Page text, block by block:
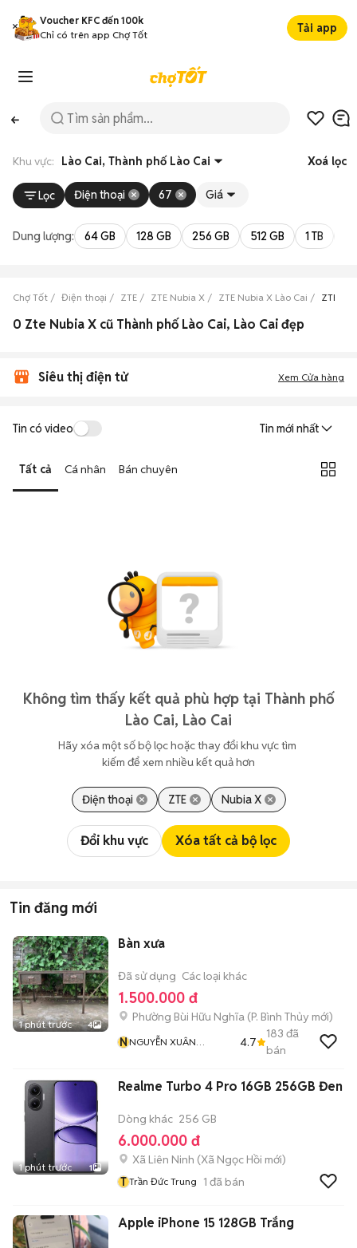
Voucher KFC đến 100k
Chỉ có trên app Chợ Tốt
Tải app
Khu vực: Lào Cai, Thành phố Lào Cai Xoá lọc
Lọc Điện thoại 67 Giá
Dung lượng: 64 GB 128 GB 256 GB 512 GB 1 TB
Chợ Tốt Điện thoại ZTE ZTE Nubia X ZTE Nubia X Lào Cai ZTE
0 Zte Nubia X cũ Thành phố Lào Cai, Lào Cai đẹp
Siêu thị điện tử Xem Cửa hàng
Tin có video Tin mới nhất
Tất cả Cá nhân Bán chuyên
Không tìm thấy kết quả phù hợp tại Thành phố
Lào Cai, Lào Cai
Hãy xóa một số bộ lọc hoặc thay đổi khu vực tìm
kiếm để xem nhiều kết quả hơn
Điện thoại ZTE Nubia X
Đổi khu vực Xóa tất cả bộ lọc
Tin đăng mới
1 phút trước 4
Bàn xưa
Đã sử dụng Các loại khác
1.500.000 đ
Phường Bùi Hữu Nghĩa (P. Bình Thủy mới)
NNGUYỄN XUÂN
4.7
183 đã
bán
1 phút trước 1
Realme Turbo 4 Pro 16GB 256GB Đen
Dòng khác 256 GB
6.000.000 đ
Xã Liên Ninh (Xã Ngọc Hồi mới)
T Trần Đức Trung 1 đã bán
Apple iPhone 15 128GB Trắng